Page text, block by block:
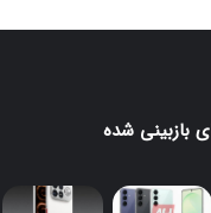
بازبینی شده